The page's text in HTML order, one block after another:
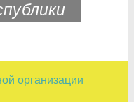
организации